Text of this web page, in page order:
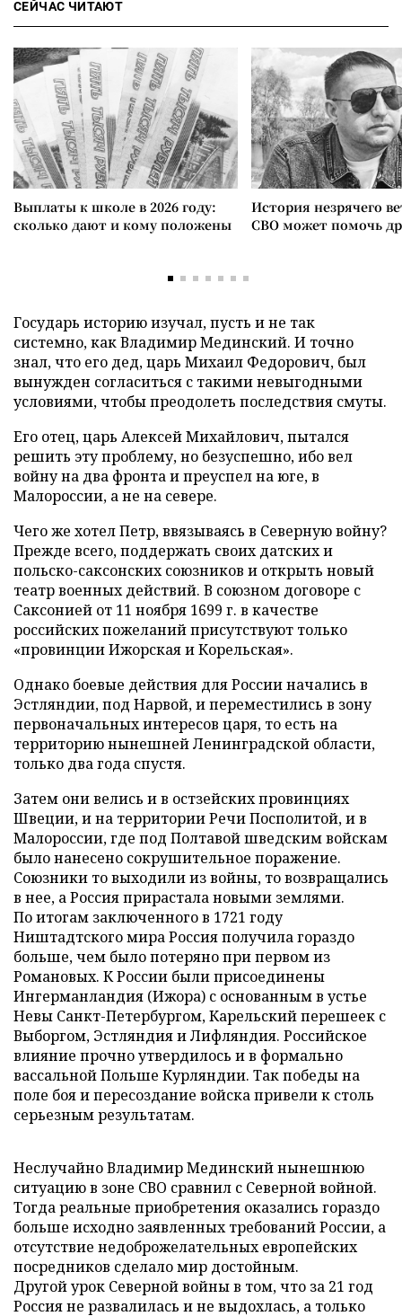
СЕЙЧАС ЧИТАЮТ
Выплаты к школе в 2026 году:
сколько дают и кому положены
История незрячего
СВО может помочь
Государь историю изучал, пусть и не так
системно, как Владимир Мединский. И точно
знал, что его дед, царь Михаил Федорович, был
вынужден согласиться с такими невыгодными
условиями, чтобы преодолеть последствия смуты.
Его отец, царь Алексей Михайлович, пытался
решить эту проблему, но безуспешно, ибо вел
войну на два фронта и преуспел на юге, в
Малороссии, а не на севере.
Чего же хотел Петр, ввязываясь в Северную войну?
Прежде всего, поддержать своих датских и
польско-саксонских союзников и открыть новый
театр военных действий. В союзном договоре с
Саксонией от 11 ноября 1699 г. в качестве
российских пожеланий присутствуют только
«провинции Ижорская и Корельская».
Однако боевые действия для России начались в
Эстляндии, под Нарвой, и переместились в зону
первоначальных интересов царя, то есть на
территорию нынешней Ленинградской области,
только два года спустя.
Затем они велись и в остзейских провинциях
Швеции, и на территории Речи Посполитой, и в
Малороссии, где под Полтавой шведским войскам
было нанесено сокрушительное поражение.
Союзники то выходили из войны, то возвращались
в нее, а Россия прирастала новыми землями.
По итогам заключенного в 1721 году
Ништадтского мира Россия получила гораздо
больше, чем было потеряно при первом из
Романовых. К России были присоединены
Ингерманландия (Ижора) с основанным в устье
Невы Санкт-Петербургом, Карельский перешеек с
Выборгом, Эстляндия и Лифляндия. Российское
влияние прочно утвердилось и в формально
вассальной Польше Курляндии. Так победы на
поле боя и пересоздание войска привели к столь
серьезным результатам.
Неслучайно Владимир Мединский нынешнюю
ситуацию в зоне СВО сравнил с Северной войной.
Тогда реальные приобретения оказались гораздо
больше исходно заявленных требований России, а
отсутствие недоброжелательных европейских
посредников сделало мир достойным.
Другой урок Северной войны в том, что за 21 год
Россия не развалилась и не выдохлась, а только